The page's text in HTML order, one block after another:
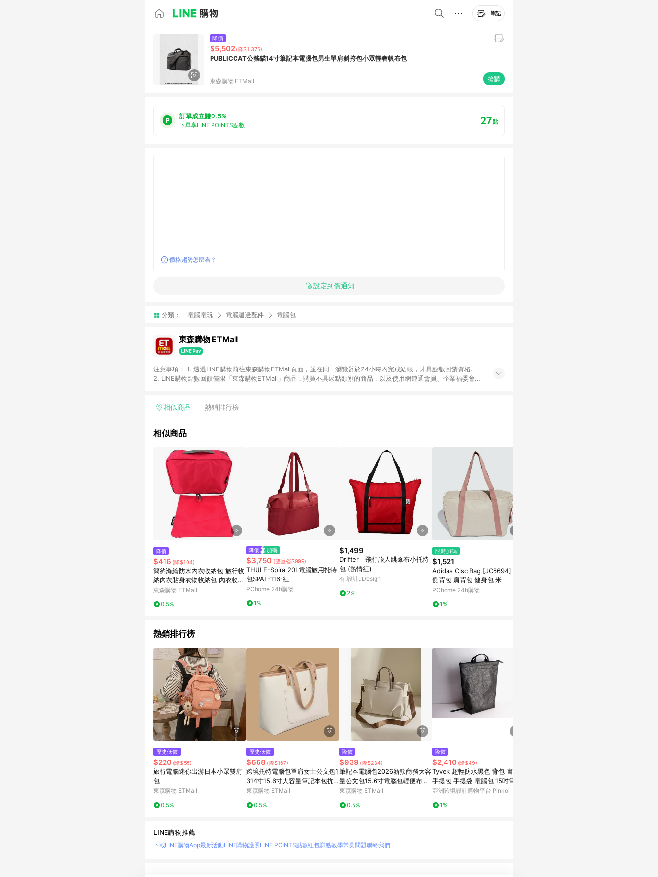
筆記
降價
$5,502 (降$1,375)
PUBLICCAT公務貓14寸筆記本電腦包男生單肩斜挎包小眾輕奢帆布包
東森購物 ETMall 搶購
訂單成立賺0.5%
下單享LINE POINTS點數 27點
價格趨勢怎麼看？
設定到價通知
分類： 電腦電玩 電腦週邊配件 電腦包
東森購物 ETMall
注意事項： 1. 透過LINE購物前往東森購物ETMall頁面，並在同一瀏覽器於24小時內完成結帳，才具點數回饋資格。
2. LINE購物點數回饋僅限「東森購物ETMall」商品，購買不具返點類別的商品，以及使用網連通會員、企業福委會員
「草莓網」全館商品。 4. 如取消訂單、退貨、退款或購物中登出東森購物ETMall，將無法獲得點數回饋。 5. 點數回
面顯示為準。 7. LINE購物設有「單一商品最高回饋點數」機制(特殊活動時開放「回饋無上限」)，以同一訂單中同一
品資料更新會有時間差，如顯示之商品規格、顏色、價位、贈品與東森購物ETMall銷售網頁不符，以銷售網頁標示為
準。 9. 若有贈點爭議，請務必於訂單日期+180天以內至LINE購物客服洽詢；若超過180天(含)以上進行申訴，恕無法
贈點回饋。 10. 部分點數紅包僅限指定商品使用，或不適用於無回饋商品。各點數紅包之適用商品與使用條件請依點數
紅包頁面規則為準。
相似商品 熱銷排行榜
相似商品
降價
$416 (降$104)
簡約滌綸防水內衣收納包 旅行收
納內衣貼身衣物收納包 內衣收納
袋
東森購物 ETMall
0.5%
$3,750 (雙重省$999)
THULE-Spira 20L電腦旅用托特
包SPAT-116-紅
PChome 24h購物
1%
$1,499
Drifter｜飛行旅人跳傘布小托特
包 (熱情紅)
有.設計uDesign
2%
限時加碼
$1,521
Adidas Clsc Bag [JC6694] 女
側背包 肩背包 健身包 米
PChome 24h購物
1%
熱銷排行榜
歷史低價
$220 (降$55)
旅行電腦迷你出游日本小眾雙肩
包
東森購物 ETMall
0.5%
歷史低價
$668 (降$167)
跨境托特電腦包單肩女士公文包1
314寸15.6寸大容量筆記本包抗
震
東森購物 ETMall
0.5%
降價
$939 (降$234)
筆記本電腦包2026新款商務大容
量公文包15.6寸電腦包輕便布包
大包
東森購物 ETMall
0.5%
降價
$2,410 (降$49)
Tyvek 超輕防水黑色 背包 書包
手提包 手提袋 電腦包 15吋筆電
包
亞洲跨境設計購物平台 Pinkoi
1%
LINE購物推薦
下載LINE購物App最新活動LINE購物護照LINE POINTS點數紅包賺點教學常見問題聯絡我們